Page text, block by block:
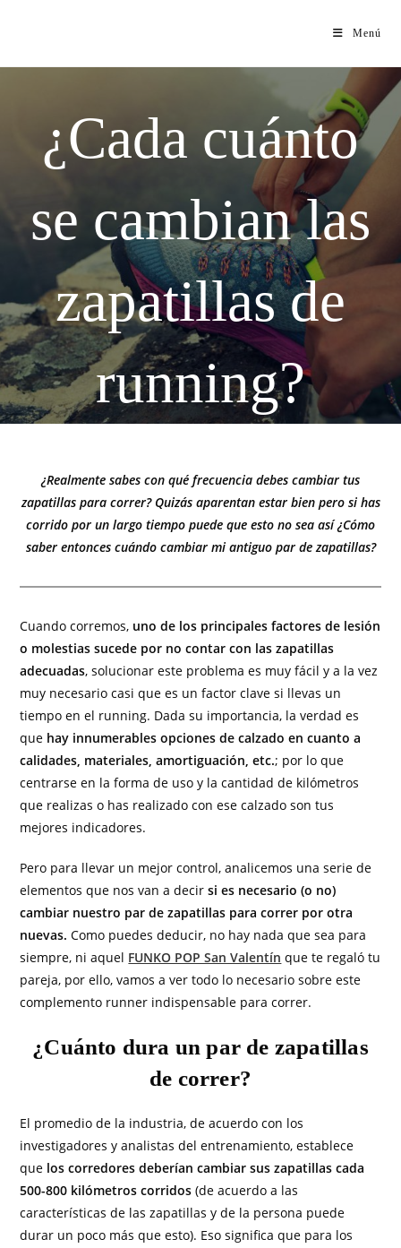
Menú
¿Cada cuánto
se cambian las
zapatillas de
running?
¿Realmente sabes con qué frecuencia debes cambiar tus
zapatillas para correr? Quizás aparentan estar bien pero si has
corrido por un largo tiempo puede que esto no sea así ¿Cómo
saber entonces cuándo cambiar mi antiguo par de zapatillas?
Cuando corremos, uno de los principales factores de lesión
o molestias sucede por no contar con las zapatillas
adecuadas, solucionar este problema es muy fácil y a la vez
muy necesario casi que es un factor clave si llevas un
tiempo en el running. Dada su importancia, la verdad es
que hay innumerables opciones de calzado en cuanto a
calidades, materiales, amortiguación, etc.; por lo que
centrarse en la forma de uso y la cantidad de kilómetros
que realizas o has realizado con ese calzado son tus
mejores indicadores.
Pero para llevar un mejor control, analicemos una serie de
elementos que nos van a decirsi es necesario (o no)
cambiar nuestro par de zapatillas para correr por otra
nuevas. Como puedes deducir, no hay nada que sea para
siempre, ni aquel FUNKO POP San Valentín que te regaló tu
pareja, por ello, vamos a ver todo lo necesario sobre este
complemento runner indispensable para correr.
¿Cuánto dura un par de zapatillas
de correr?
El promedio de la industria, de acuerdo con los
investigadores y analistas del entrenamiento, establece
que los corredores deberían cambiar sus zapatillas cada
500-800 kilómetros corridos (de acuerdo a las
características de las zapatillas y de la persona puede
durar un poco más que esto). Eso significa que para los